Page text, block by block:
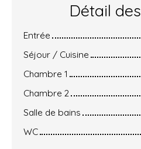
Détail des
Entrée
Séjour / Cuisine
Chambre 1
Chambre 2
Salle de bains
WC